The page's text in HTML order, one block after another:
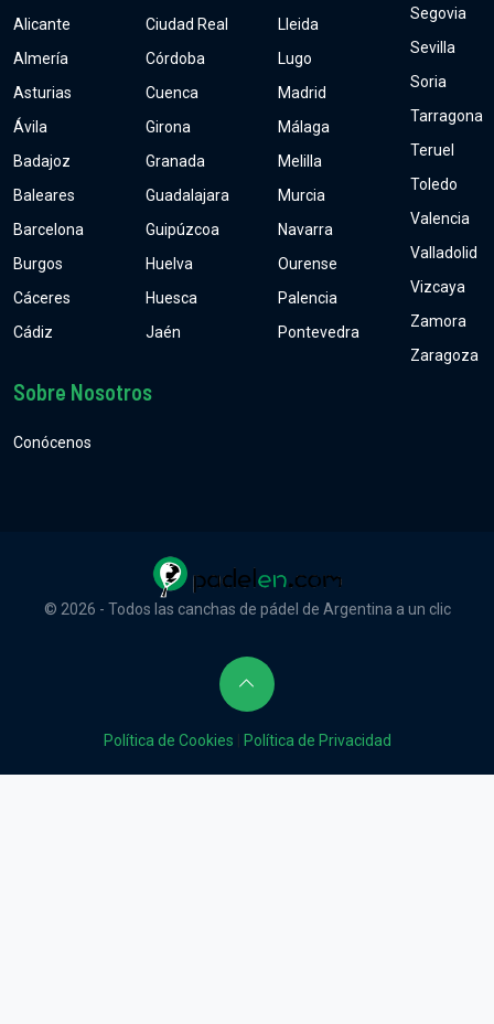
Alicante
Almería
Asturias
Ávila
Badajoz
Baleares
Barcelona
Burgos
Cáceres
Cádiz
Ciudad Real
Córdoba
Cuenca
Girona
Granada
Guadalajara
Guipúzcoa
Huelva
Huesca
Jaén
Lleida
Lugo
Madrid
Málaga
Melilla
Murcia
Navarra
Ourense
Palencia
Pontevedra
Segovia
Sevilla
Soria
Tarragona
Teruel
Toledo
Valencia
Valladolid
Vizcaya
Zamora
Zaragoza
Sobre Nosotros
Conócenos
© 2026 - Todos las canchas de pádel de Argentina a un clic
Política de Cookies Política de Privacidad